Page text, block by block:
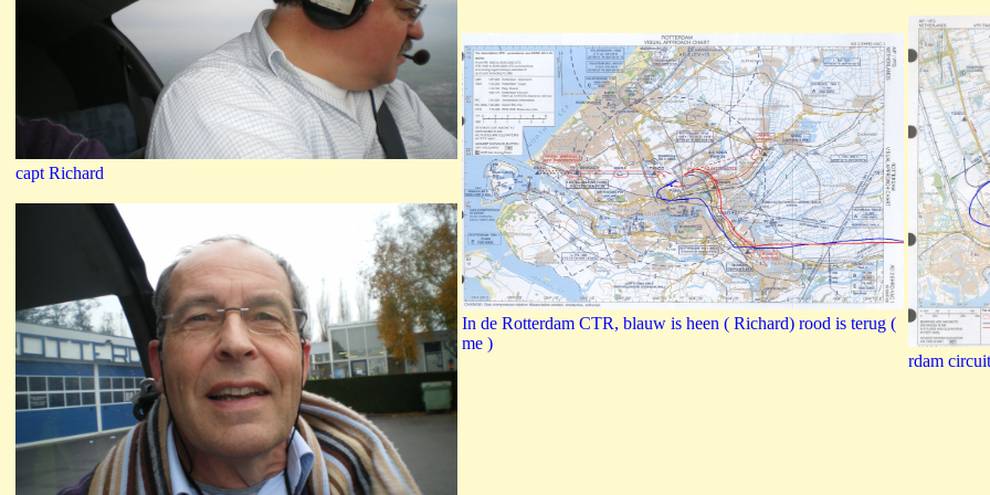
capt Richard
In de Rotterdam CTR, blauw is heen ( Richard) rood is terug (
me )
rdam circuit